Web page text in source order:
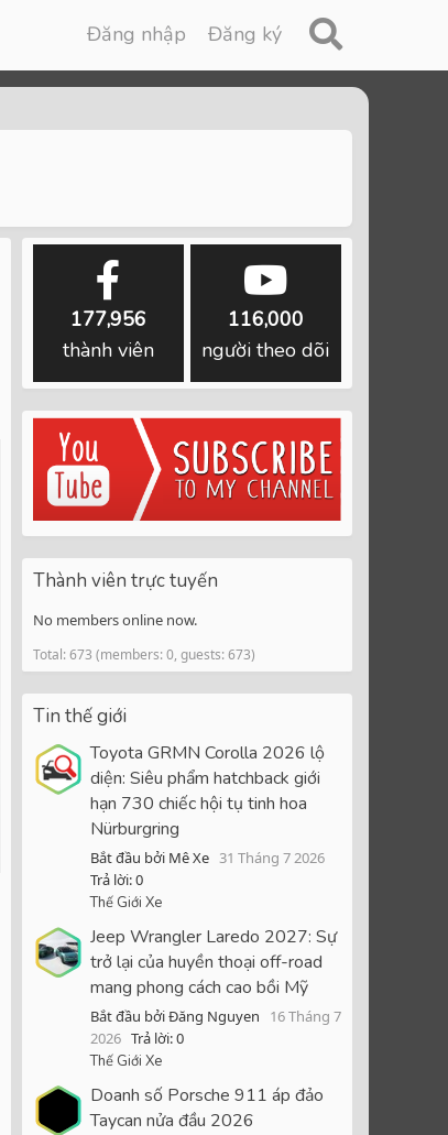
Đăng nhập Đăng ký
177,956
thành viên
116,000
người theo dõi
Thành viên trực tuyến
No members online now.
Total: 673 (members: 0, guests: 673)
Tin thế giới
Toyota GRMN Corolla 2026 lộ
diện: Siêu phẩm hatchback giới
hạn 730 chiếc hội tụ tinh hoa
Nürburgring
Bắt đầu bởi Mê Xe 31 Tháng 7 2026
Trả lời: 0
Thế Giới Xe
Jeep Wrangler Laredo 2027: Sự
trở lại của huyền thoại off-road
mang phong cách cao bồi Mỹ
Bắt đầu bởi Đăng Nguyen
16 Tháng 7
2026 Trả lời: 0
Thế Giới Xe
Doanh số Porsche 911 áp đảo
Taycan nửa đầu 2026